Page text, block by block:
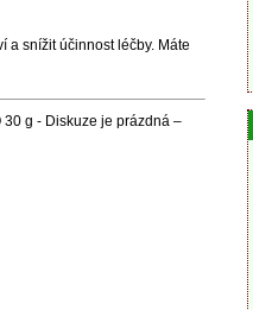
a snížit účinnost léčby. Máte
g - Diskuze je prázdná –